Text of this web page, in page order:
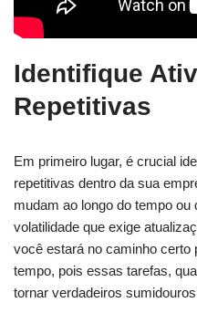
Identifique
Repetitivas
Em primeiro lugar, é crucial
repetitivas dentro da sua
mudam ao longo do tempo
volatilidade que exige
você estará no caminho certo
tempo, pois essas tarefas,
tornar verdadeiros